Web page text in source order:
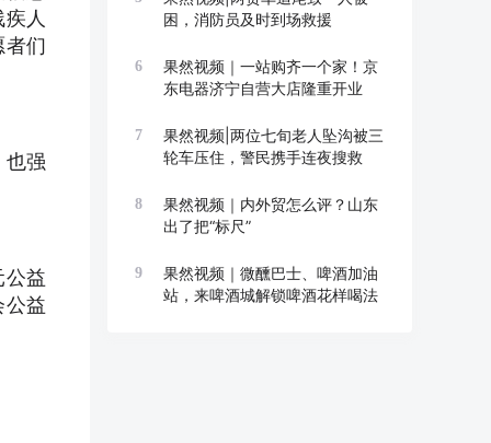
人
者们
也强
公益
公益
困，消防员及时到场救援
6
果然视频｜一站购齐一个家！京
东电器济宁自营大店隆重开业
7
果然视频|两位七旬老人坠沟被三
轮车压住，警民携手连夜搜救
8
果然视频｜内外贸怎么评？山东
出了把“标尺”
9
果然视频｜微醺巴士、啤酒加油
站，来啤酒城解锁啤酒花样喝法